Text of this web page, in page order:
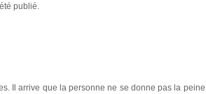
publié.
Il arrive que la personne ne se donne pas la peine